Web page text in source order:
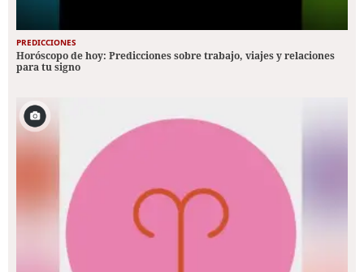
PREDICCIONES
Horóscopo de hoy: Predicciones sobre trabajo, viajes y relaciones
para tu signo